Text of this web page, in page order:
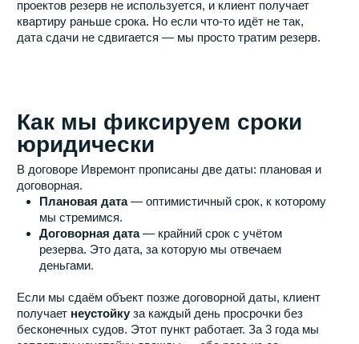
В 2024 году средний срок ремонта двухкомнатной
потолки, готовая инженерия) — 8 недель.
Чистовая отделка (плитка, покраска, двери,
плинтусы, свет) — 6 недель.
Меблировка, техника, клининг — 2 недели.
Дольше всего — ждать готовность мебели на заказ.
Поэтому мы запускаем производство фасадов на
четвёртой неделе черновика.
Реальные цифры